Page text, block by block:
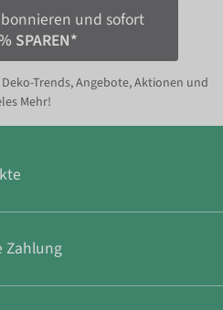
und sofort
SPAREN*
Trends, Angebote, Aktionen und
Mehr!
Zahlung